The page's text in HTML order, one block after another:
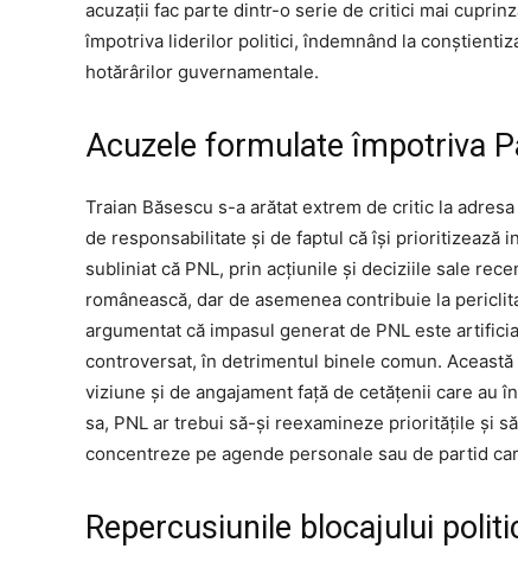
acuzații fac parte dintr-o serie de critici mai
împotriva liderilor politici, îndemnând la
hotărârilor guvernamentale.
Acuzele formulate împotriva
Traian Băsescu s-a arătat extrem de critic la
de responsabilitate și de faptul că își prioritizează
subliniat că PNL, prin acțiunile și deciziile sale
românească, dar de asemenea contribuie la
argumentat că impasul generat de PNL este
controversat, în detrimentul binele comun.
viziune și de angajament față de cetățenii care au
sa, PNL ar trebui să-și reexamineze prioritățile și
concentreze pe agende personale sau de partid
Repercusiunile blocajului